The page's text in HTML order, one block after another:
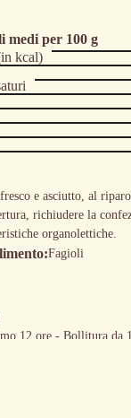
medi per 100 g
kcal)
e asciutto, al
richiudere la
organolettiche.
Fagioli
12 ore - Bollitura da